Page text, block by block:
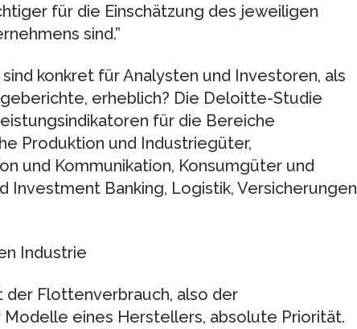
für die Einschätzung des jeweiligen
sind.”
konkret für Analysten und Investoren, als
erheblich? Die Deloitte-Studie
für die Bereiche
Produktion und Industriegüter,
und Kommunikation, Konsumgüter und
Investment Banking, Logistik, Versicherungen
Industrie
Flottenverbrauch, also der
eines Herstellers, absolute Priorität.